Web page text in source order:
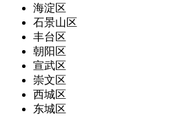
海淀区
石景山区
丰台区
朝阳区
宣武区
崇文区
西城区
东城区